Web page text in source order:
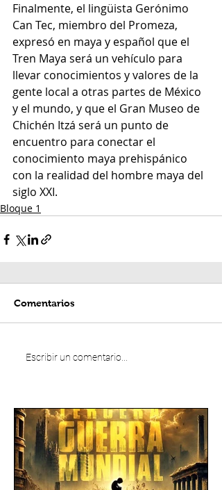
Finalmente, el lingüista Gerónimo
Can Tec, miembro del Promeza,
expresó en maya y español que el
Tren Maya será un vehículo para
llevar conocimientos y valores de la
gente local a otras partes de México
y el mundo, y que el Gran Museo de
Chichén Itzá será un punto de
encuentro para conectar el
conocimiento maya prehispánico
con la realidad del hombre maya del
siglo XXI.
Bloque 1
Comentarios
Escribir un comentario...